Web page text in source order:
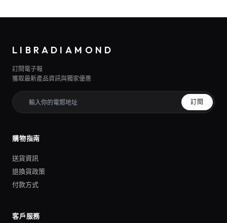
LIBRADIAMOND
訂閱電子報
獲取最新產品資訊與獨家優惠
訂閱
購物指南
送貨資訊
退換貨政策
付款方式
客戶服務